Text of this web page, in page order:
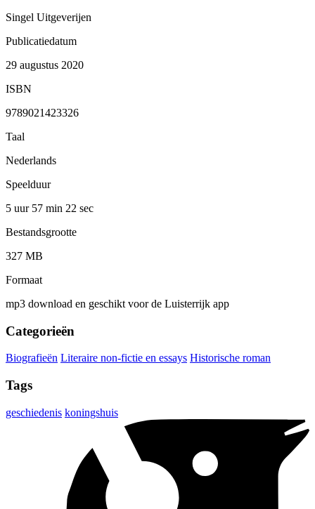
Singel Uitgeverijen
Publicatiedatum
29 augustus 2020
ISBN
9789021423326
Taal
Nederlands
Speelduur
5 uur 57 min 22 sec
Bestandsgrootte
327 MB
Formaat
mp3 download en geschikt voor de Luisterrijk app
Categorieën
Biografieën Literaire non-fictie en essays Historische roman
Tags
geschiedenis koningshuis